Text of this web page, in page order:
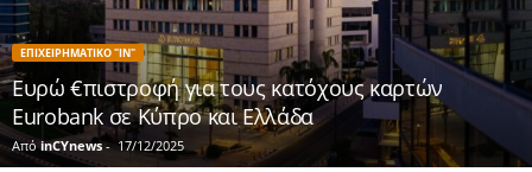
ΕΠΙΧΕΙΡΗΜΑΤΙΚΟ "IN"
Ευρώ €πιστροφή για τους κατόχους καρτών
Eurobank σε Κύπρο και Ελλάδα
Από inCYnews- 17/12/2025